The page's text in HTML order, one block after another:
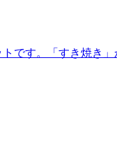
です。「すき焼き